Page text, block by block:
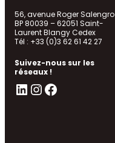
56, avenue Roger Salengro
BP 80039 – 62051 Saint-
Laurent Blangy Cedex
Tél : +33 (0)3 62 61 42 27
Suivez-nous sur les
réseaux !
LinkedIn InstagramFacebook